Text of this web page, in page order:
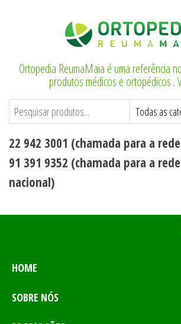
Ortopedia ReumaMaia é uma referência
produtos médicos e ortopédicos .
22 942 3001 (chamada para a
91 391 9352 (chamada para a
nacional)
HOME
SOBRE NÓS